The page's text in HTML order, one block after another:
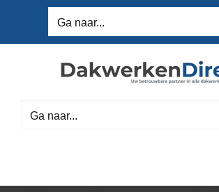
inhoud
Ga naar...
Ga naar...